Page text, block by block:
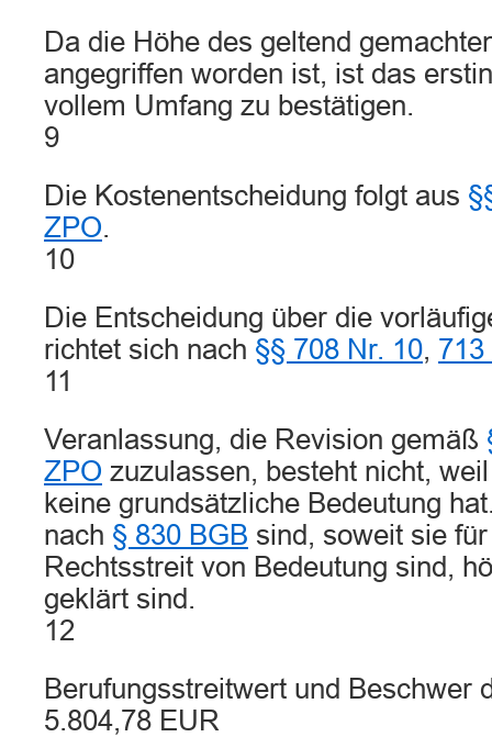
Da die Höhe des geltend
angegriffen worden ist, ist das
vollem Umfang zu bestätigen.
9
Die Kostenentscheidung folgt aus
ZPO.
10
Die Entscheidung über die
richtet sich nach §§ 708 Nr. 10, 713
11
Veranlassung, die Revision gemäß
ZPO zuzulassen, besteht nicht,
keine grundsätzliche Bedeutung
nach § 830 BGB sind, soweit sie
Rechtsstreit von Bedeutung sind,
geklärt sind.
12
Berufungsstreitwert und Beschwer
5.804,78 EUR